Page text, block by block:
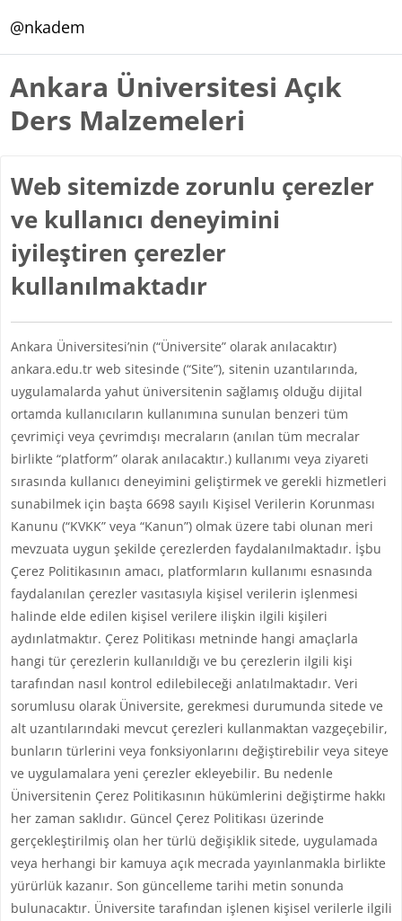
@nkadem
Ankara Üniversitesi Açık
Ders Malzemeleri
Web sitemizde zorunlu çerezler
ve kullanıcı deneyimini
iyileştiren çerezler
kullanılmaktadır
Ankara Üniversitesi’nin (“Üniversite” olarak anılacaktır)
ankara.edu.tr web sitesinde (“Site”), sitenin uzantılarında,
uygulamalarda yahut üniversitenin sağlamış olduğu dijital
ortamda kullanıcıların kullanımına sunulan benzeri tüm
çevrimiçi veya çevrimdışı mecraların (anılan tüm mecralar
birlikte “platform” olarak anılacaktır.) kullanımı veya ziyareti
sırasında kullanıcı deneyimini geliştirmek ve gerekli hizmetleri
sunabilmek için başta 6698 sayılı Kişisel Verilerin Korunması
Kanunu (“KVKK” veya “Kanun”) olmak üzere tabi olunan meri
mevzuata uygun şekilde çerezlerden faydalanılmaktadır. İşbu
Çerez Politikasının amacı, platformların kullanımı esnasında
faydalanılan çerezler vasıtasıyla kişisel verilerin işlenmesi
halinde elde edilen kişisel verilere ilişkin ilgili kişileri
aydınlatmaktır. Çerez Politikası metninde hangi amaçlarla
hangi tür çerezlerin kullanıldığı ve bu çerezlerin ilgili kişi
tarafından nasıl kontrol edilebileceği anlatılmaktadır. Veri
sorumlusu olarak Üniversite, gerekmesi durumunda sitede ve
alt uzantılarındaki mevcut çerezleri kullanmaktan vazgeçebilir,
bunların türlerini veya fonksiyonlarını değiştirebilir veya siteye
ve uygulamalara yeni çerezler ekleyebilir. Bu nedenle
Üniversitenin Çerez Politikasının hükümlerini değiştirme hakkı
her zaman saklıdır. Güncel Çerez Politikası üzerinde
gerçekleştirilmiş olan her türlü değişiklik sitede, uygulamada
veya herhangi bir kamuya açık mecrada yayınlanmakla birlikte
yürürlük kazanır. Son güncelleme tarihi metin sonunda
bulunacaktır. Üniversite tarafından işlenen kişisel verilerle ilgili